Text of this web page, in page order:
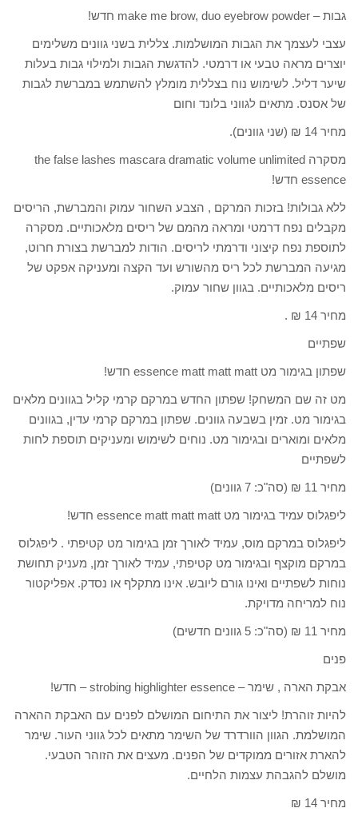
גבות – make me brow, duo eyebrow powder חדש!
עצבי לעצמך את הגבות המושלמות. צללית בשני גוונים משלימים
יוצרים מראה טבעי או דרמטי. להדגשת הגבות ולמילוי גבות בעלות
שיער דליל. לשימוש נוח בצללית מומלץ להשתמש במברשת לגבות
של אסנס. מתאים לגווני בלונד וחום
מחיר 14 ₪ (שני גוונים).
מסקרה the false lashes mascara dramatic volume unlimited
essence חדש!
ללא גבולות! בזכות המרקם , הצבע השחור עמוק והמברשת, הריסים
מקבלים נפח דרמטי ומראה מהמם של ריסים מלאכותיים. מסקרה
לתוספת נפח קיצוני ודרמתי לריסים. הודות למברשת בצורת חרוט,
מגיעה המברשת לכל ריס מהשורש ועד הקצה ומעניקה אפקט של
ריסים מלאכותיים. בגוון שחור עמוק.
מחיר 14 ₪ .
שפתיים
שפתון בגימור מט essence matt matt matt חדש!
מט זה שם המשחק! שפתון החדש במרקם קרמי קליל בגוונים מלאים
בגימור מט. זמין בשבעה גוונים. שפתון במרקם קרמי עדין, בגוונים
מלאים ומוארים ובגימור מט. נוחים לשימוש ומעניקים תוספת לחות
לשפתיים
מחיר 11 ₪ (סה"כ: 7 גוונים)
ליפגלוס עמיד בגימור מט essence matt matt matt חדש!
ליפגלוס במרקם מוס, עמיד לאורך זמן בגימור מט קטיפתי . ליפגלוס
במרקם מוקצף ובגימור מט קטיפתי, עמיד לאורך זמן, מעניק תחושת
נוחות לשפתיים ואינו גורם ליובש. אינו מתקלף או נסדק. אפליקטור
נוח למריחה מדויקת.
מחיר 11 ₪ (סה"כ: 5 גוונים חדשים)
פנים
אבקת הארה , שימר – strobing highlighter essence – חדש!
להיות זוהרת! ליצור את התיחום המושלם לפנים עם האבקת ההארה
המושלמת. הגוון הוורדרד של השימר מתאים לכל גווני העור. שימר
להארת אזורים ממוקדים של הפנים. מעצים את הזוהר הטבעי.
מושלם להגבהת עצמות הלחיים.
מחיר 14 ₪